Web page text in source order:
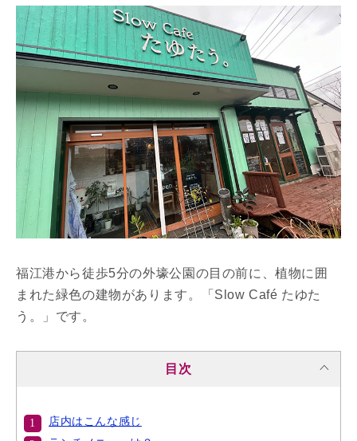
福江港から徒歩5分の外壕公園 の目の前に、植物に囲
まれた緑色の建物があります。「Slow Café たゆた
う。」です。
目次
店内はこんな感じ